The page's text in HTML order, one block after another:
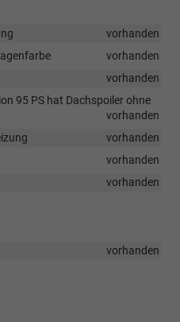
vorhanden
vorhanden
vorhanden
95 PS hat Dachspoiler ohne
vorhanden
vorhanden
vorhanden
vorhanden
vorhanden